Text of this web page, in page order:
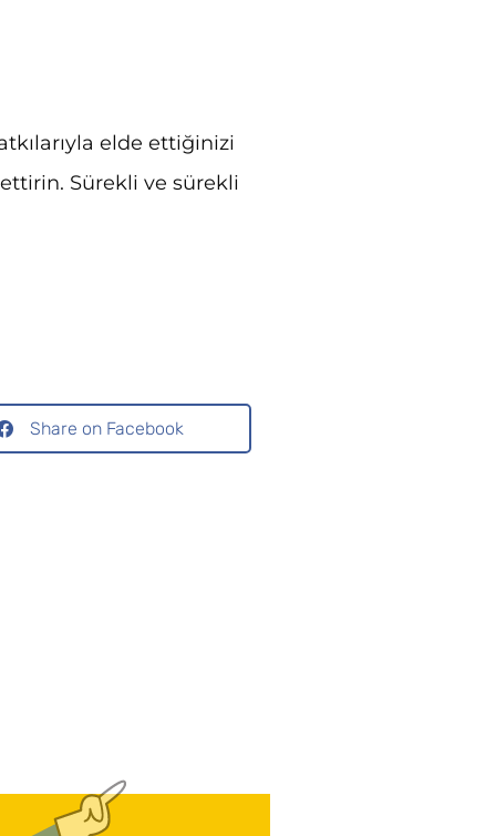
elde ettiğinizi
Sürekli ve sürekli
Share on Facebook